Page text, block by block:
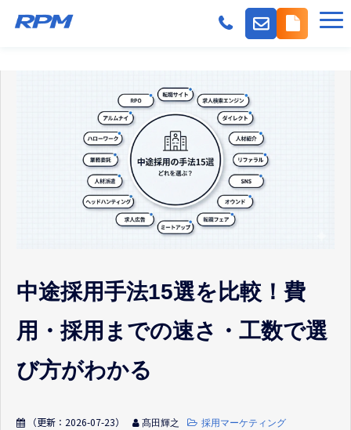
派遣会社の採用課題
事業会社の採用課題
料金
よくある質問
お役立ちコンテンツ
中途採用手法15選を比較！費
用・採用までの速さ・工数で選
び方がわかる
（更新： 2026-07-23） 髙田輝之 採用マーケティング